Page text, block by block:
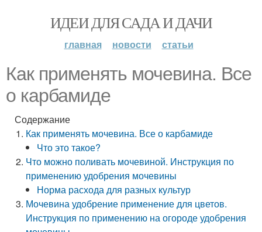
ИДЕИ ДЛЯ САДА И ДАЧИ
главная новости статьи
Как применять мочевина. Все
о карбамиде
Содержание
Как применять мочевина. Все о карбамиде
Что это такое?
Что можно поливать мочевиной. Инструкция по
применению удобрения мочевины
Норма расхода для разных культур
Мочевина удобрение применение для цветов.
Инструкция по применению на огороде удобрения